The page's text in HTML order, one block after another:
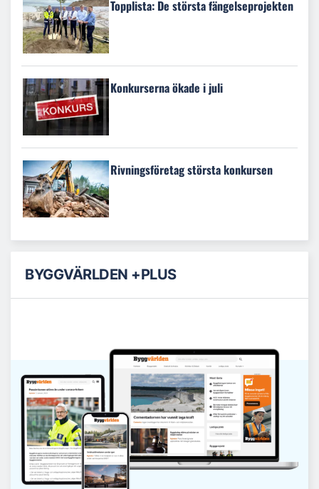
Topplista: De största fängelseprojekten
Konkurserna ökade i juli
Rivningsföretag största konkursen
BYGGVÄRLDEN +PLUS